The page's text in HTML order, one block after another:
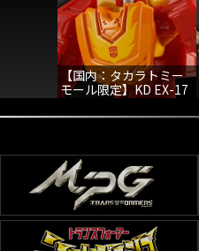
【国内：タカラトミー
モール限定】KD EX-17
ホットロッド